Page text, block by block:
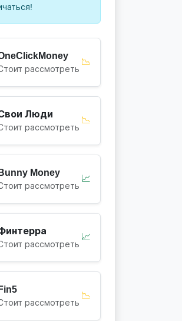
рассмотреть
📉
Люди
рассмотреть
📉
Bunny Money
рассмотреть
📈
рассмотреть
📈
Fin5
рассмотреть
📉